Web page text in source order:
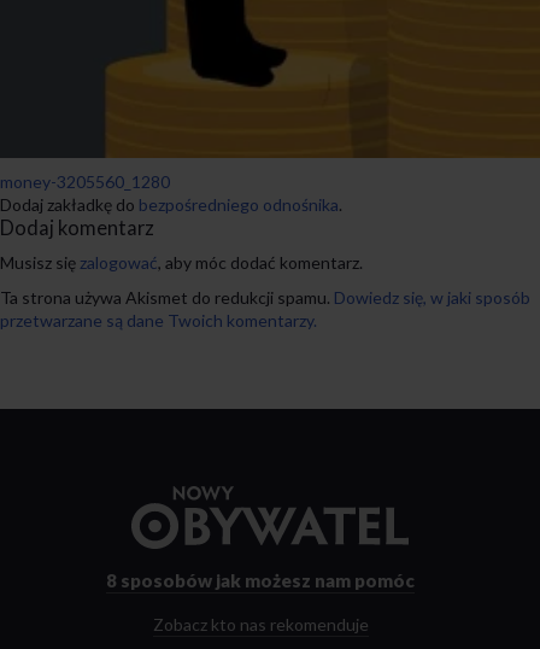
money-3205560_1280
Dodaj zakładkę do bezpośredniego odnośnika.
Dodaj komentarz
Musisz się zalogować, aby móc dodać komentarz.
Ta strona używa Akismet do redukcji spamu. Dowiedz się, w jaki sposób
przetwarzane są dane Twoich komentarzy.
strony
8 sposobów jak możesz nam pomóc
Zobacz kto nas rekomenduje